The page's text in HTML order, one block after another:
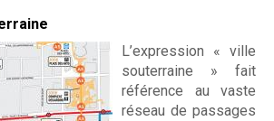
L’expression « ville
souterraine » fait
référence au vaste
réseau de passages